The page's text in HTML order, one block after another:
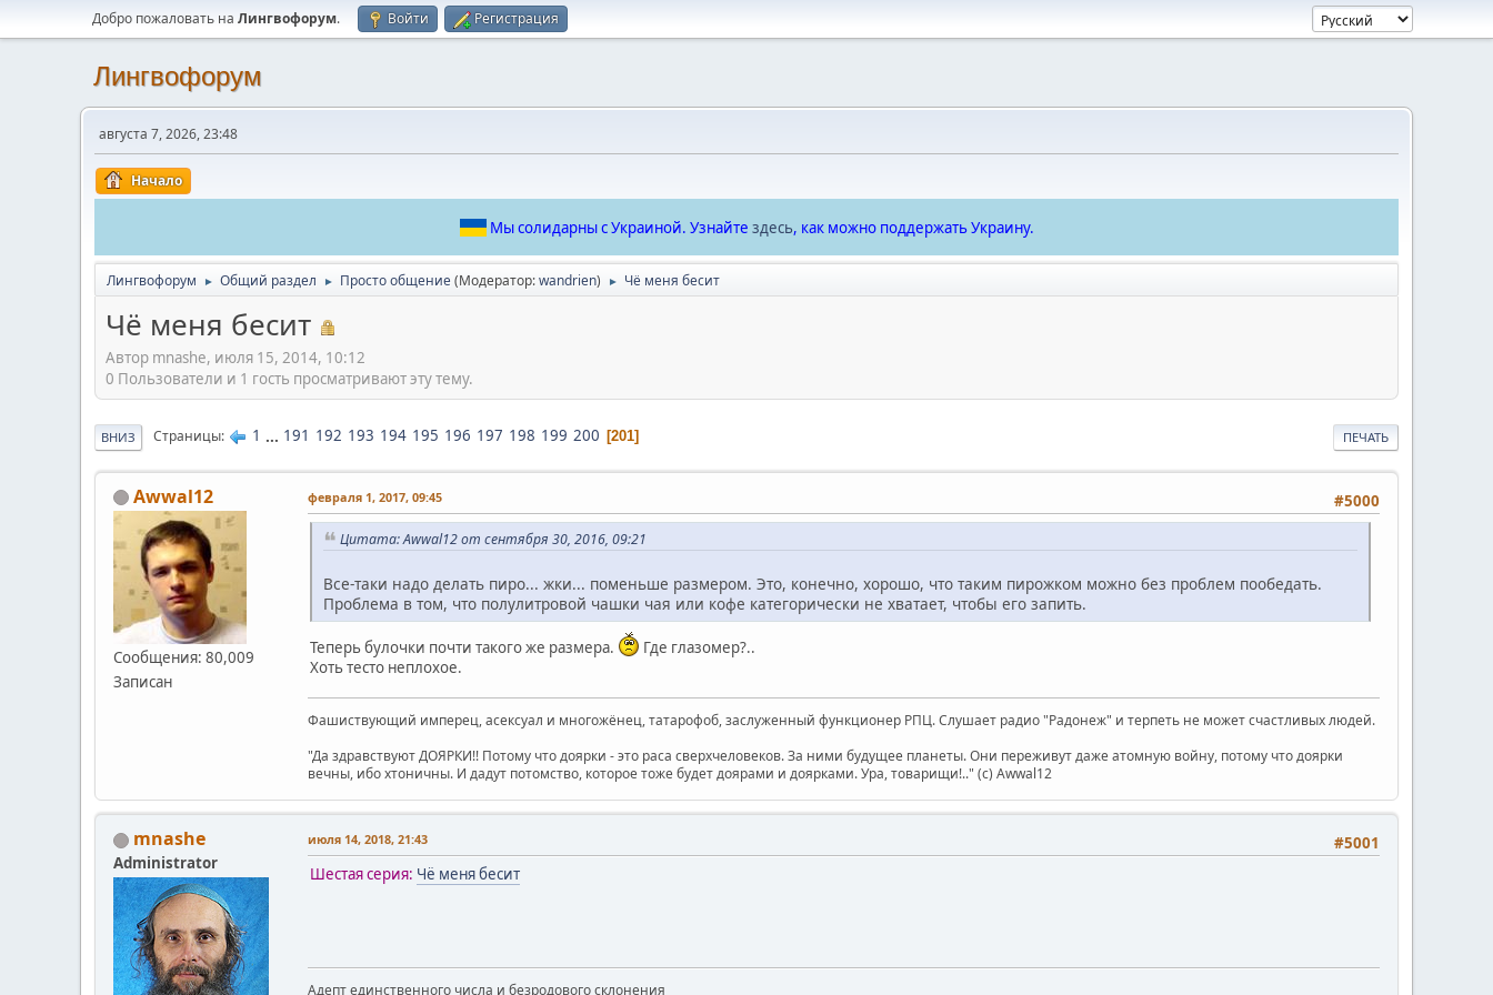
Добро пожаловать на Лингвофорум. Войти Регистрация
Лингвофорум
августа 7, 2026, 23:48
Начало
Мы солидарны с Украиной. Узнайте здесь, как можно поддержать Украину.
Лингвофорум ► Общий раздел ► Просто общение(Модератор:wandrien) ► Чё меня бесит
Чё меня бесит
Автор mnashe, июля 15, 2014, 10:12
0 Пользователи и 1 гость просматривают эту тему.
ПЕЧАТЬ
ВНИЗ Страницы 1 ... 191 192 193 194 195 196 197 198 199 200 201
Awwal12
Сообщения: 80,009
Записан
#5000
февраля 1, 2017, 09:45
Цитата: Awwal12 от сентября 30, 2016, 09:21
Все-таки надо делать пиро... жки... поменьше размером. Это, конечно, хорошо, что таким пирожком можно без проблем пообедать.
Проблема в том, что полулитровой чашки чая или кофе категорически не хватает, чтобы его запить.
Теперь булочки почти такого же размера.
Где глазомер?..
Хоть тесто неплохое.
Фашиствующий имперец, асексуал и многожёнец, татарофоб, заслуженный функционер РПЦ. Слушает радио "Радонеж" и терпеть не может счастливых людей.
"Да здравствуют ДОЯРКИ!! Потому что доярки - это раса сверхчеловеков. За ними будущее планеты. Они переживут даже атомную войну, потому что доярки
вечны, ибо хтоничны. И дадут потомство, которое тоже будет доярами и доярками. Ура, товарищи!.." (c) Awwal12
mnashe
Administrator
#5001
июля 14, 2018, 21:43
Шестая серия: Чё меня бесит
Адепт единственного числа и безродового склонения